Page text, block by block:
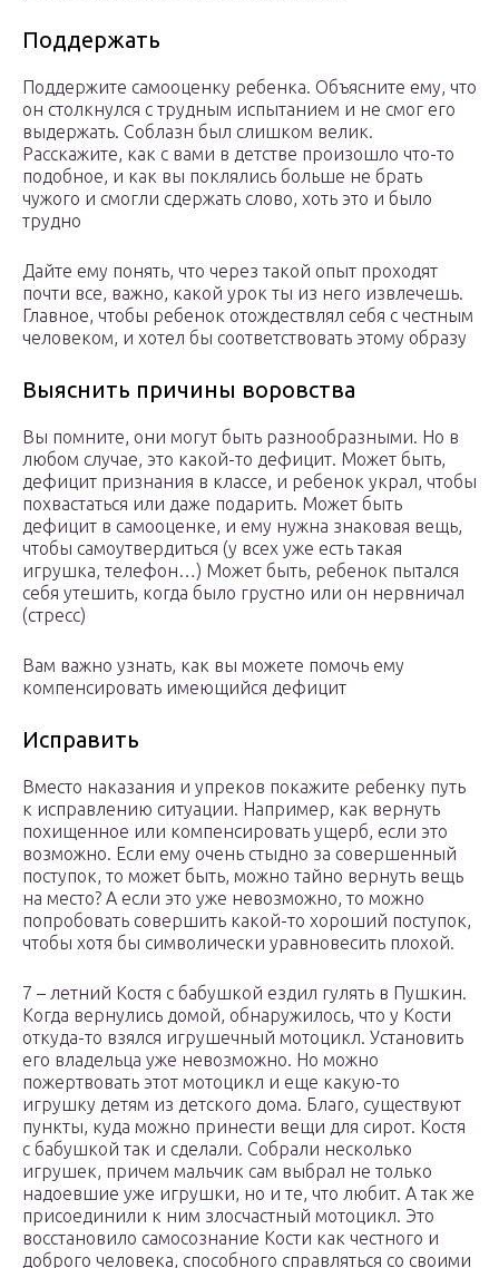
Поддержать
Поддержите самооценку ребенка. Объясните ему, что
он столкнулся с трудным испытанием и не смог его
выдержать. Соблазн был слишком велик.
Расскажите, как с вами в детстве произошло что-то
подобное, и как вы поклялись больше не брать
чужого и смогли сдержать слово, хоть это и было
трудно
Дайте ему понять, что через такой опыт проходят
почти все, важно, какой урок ты из него извлечешь.
Главное, чтобы ребенок отождествлял себя с честным
человеком, и хотел бы соответствовать этому образу
Выяснить причины воровства
Вы помните, они могут быть разнообразными. Но в
любом случае, это какой-то дефицит. Может быть,
дефицит признания в классе, и ребенок украл, чтобы
похвастаться или даже подарить. Может быть
дефицит в самооценке, и ему нужна знаковая вещь,
чтобы самоутвердиться (у всех уже есть такая
игрушка, телефон…) Может быть, ребенок пытался
себя утешить, когда было грустно или он нервничал
(стресс)
Вам важно узнать, как вы можете помочь ему
компенсировать имеющийся дефицит
Исправить
Вместо наказания и упреков покажите ребенку путь
к исправлению ситуации. Например, как вернуть
похищенное или компенсировать ущерб, если это
возможно. Если ему очень стыдно за совершенный
поступок, то может быть, можно тайно вернуть вещь
на место? А если это уже невозможно, то можно
попробовать совершить какой-то хороший поступок,
чтобы хотя бы символически уравновесить плохой.
7 – летний Костя с бабушкой ездил гулять в Пушкин.
Когда вернулись домой, обнаружилось, что у Кости
откуда-то взялся игрушечный мотоцикл. Установить
его владельца уже невозможно. Но можно
пожертвовать этот мотоцикл и еще какую-то
игрушку детям из детского дома. Благо, существуют
пункты, куда можно принести вещи для сирот. Костя
с бабушкой так и сделали. Собрали несколько
игрушек, причем мальчик сам выбрал не только
надоевшие уже игрушки, но и те, что любит. А так же
присоединили к ним злосчастный мотоцикл. Это
восстановило самосознание Кости как честного и
доброго человека, способного справляться со своими